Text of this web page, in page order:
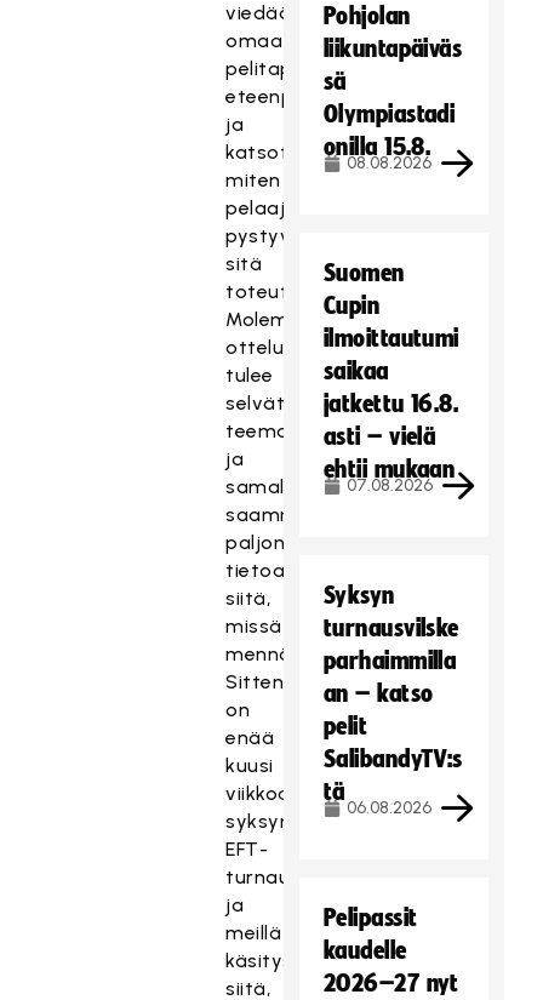
viedään
omaa
pelitapaamme
eteenpäin
ja
katsotaan,
miten
pelaajat
pystyvät
sitä
toteuttamaan.
Molempiin
otteluihin
tulee
selvät
teemat,
ja
samalla
saamme
paljon
tietoa
siitä,
missä
mennään.
Sitten
on
enää
kuusi
viikkoa
syksyn
EFT-
turnaukseen
ja
meillä
käsitys
siitä,
Pohjolan
liikuntapäiväs
sä
Olympiastadi
onilla 15.8.
08.08.2026
Suomen
Cupin
ilmoittautumi
saikaa
jatkettu 16.8.
asti – vielä
ehtii mukaan
07.08.2026
Syksyn
turnausvilske
parhaimmilla
an – katso
pelit
SalibandyTV:s
tä
06.08.2026
Pelipassit
kaudelle
2026–27 nyt